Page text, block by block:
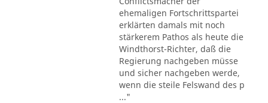
ehemaligen Fortschrittspartei
erklärten damals mit noch
stärkerem Pathos als heute die
Windthorst-Richter, daß die
Regierung nachgeben müsse
und sicher nachgeben werde,
wenn die steile Felswand des p
..."